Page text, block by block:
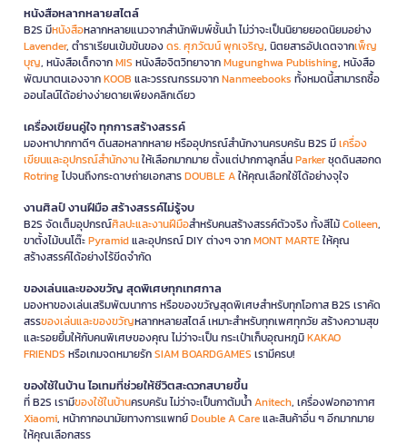
หนังสือหลากหลายสไตล์
B2S มีหนังสือหลากหลายแนวจากสำนักพิมพ์ชั้นนำ ไม่ว่าจะเป็นนิยายยอดนิยมอย่าง
Lavender, ตำราเรียนเข้มข้นของดร. ศุภวัฒน์ พุกเจริญ, นิตยสารอัปเดตจากเพ็ญ
บุญ, หนังสือเด็กจากMIS หนังสือจิตวิทยาจากMugunghwa Publishing, หนังสือ
พัฒนาตนเองจากKOOB และวรรณกรรมจากNanmeebooks ทั้งหมดนี้สามารถซื้อ
ออนไลน์ได้อย่างง่ายดายเพียงคลิกเดียว
เครื่องเขียนคู่ใจ ทุกการสร้างสรรค์
มองหาปากกาดีๆ ดินสอหลากหลาย หรืออุปกรณ์สำนักงานครบครัน B2S มีเครื่อง
เขียนและอุปกรณ์สำนักงานให้เลือกมากมาย ตั้งแต่ปากกาลูกลื่นParkerชุดดินสอกด
Rotringไปจนถึงกระดาษถ่ายเอกสารDOUBLE Aให้คุณเลือกใช้ได้อย่างจุใจ
งานศิลป์ งานฝีมือ สร้างสรรค์ไม่รู้จบ
B2S จัดเต็มอุปกรณ์ศิลปะและงานฝีมือสำหรับคนสร้างสรรค์ตัวจริง ทั้งสีไม้Colleen,
ขาตั้งไม้บนโต๊ะPyramidและอุปกรณ์ DIY ต่างๆ จากMONT MARTEให้คุณ
สร้างสรรค์ได้อย่างไร้ขีดจำกัด
ของเล่นและของขวัญ สุดพิเศษทุกเทศกาล
มองหาของเล่นเสริมพัฒนาการ หรือของขวัญสุดพิเศษสำหรับทุกโอกาส B2S เราคัด
สรรของเล่นและของขวัญหลากหลายสไตล์ เหมาะสำหรับทุกเพศทุกวัย สร้างความสุข
และรอยยิ้มให้กับคนพิเศษของคุณ ไม่ว่าจะเป็น กระเป๋าเก็บอุณหภูมิKAKAO
FRIENDS หรือเกมจดหมายรักSIAM BOARDGAMES เรามีครบ!
ของใช้ในบ้าน ไอเทมที่ช่วยให้ชีวิตสะดวกสบายขึ้น
ที่ B2S เรามีของใช้ในบ้านครบครัน ไม่ว่าจะเป็นกาต้มน้ำAnitech, เครื่องฟอกอากาศ
Xiaomi, หน้ากากอนามัยทางการแพทย์Double A Careและสินค้าอื่น ๆ อีกมากมาย
ให้คุณเลือกสรร